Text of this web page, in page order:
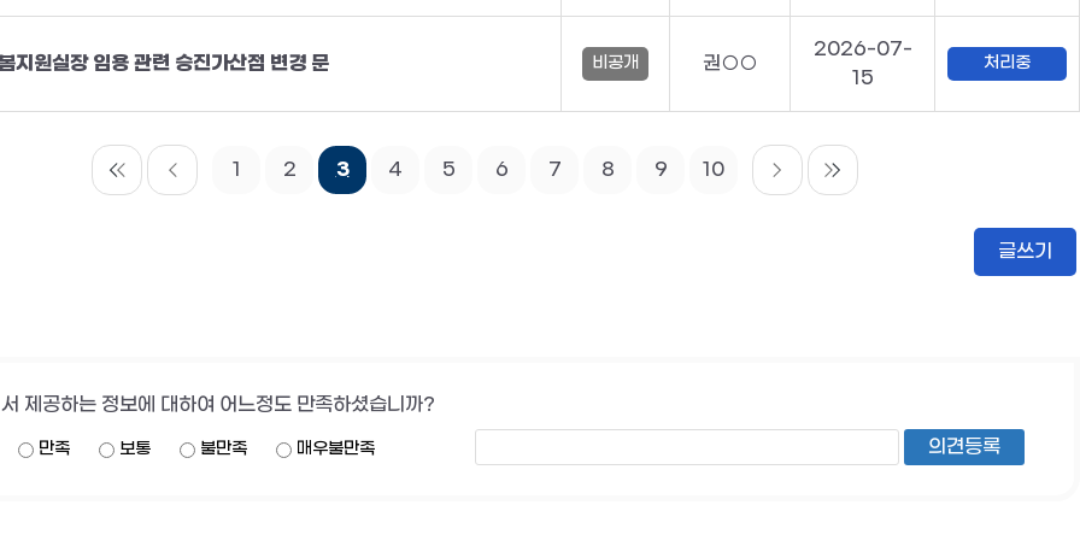
지원실장 임용 관련 승진가산점 변경 문 비공개 권○○
2026-07-
15
처리중
1 2 3 4 5 6 7 8 9 10
글쓰기
제공하는 정보에 대하여 어느정도 만족하셨습니까?
만족 보통 불만족 매우불만족